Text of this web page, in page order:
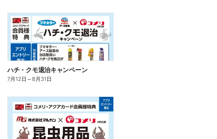
ハチ・クモ退治キャンペーン
7月12日 ～8月31日